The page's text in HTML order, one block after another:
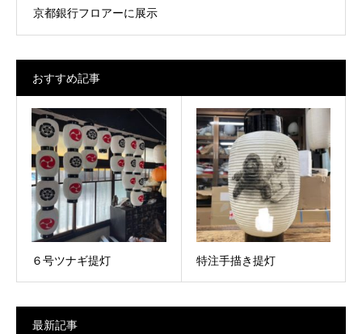
京都銀行フロアーに展示
おすすめ記事
６号ツナギ提灯 特注手描き提灯
最新記事